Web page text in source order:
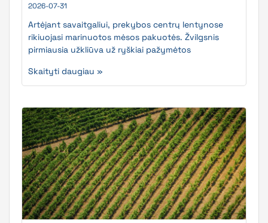
2026-07-31
Artėjant savaitgaliui, prekybos centrų lentynose
rikiuojasi marinuotos mėsos pakuotės. Žvilgsnis
pirmiausia užkliūva už ryškiai pažymėtos
Skaityti daugiau »